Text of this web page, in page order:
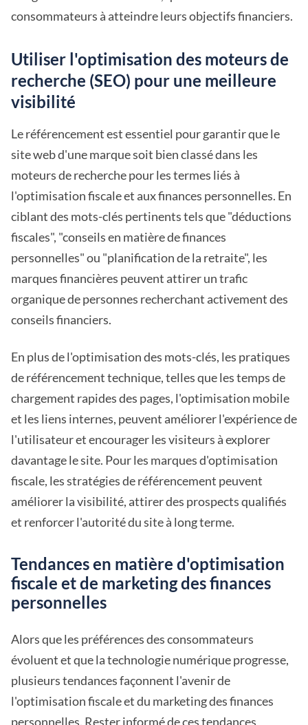
consommateurs à atteindre leurs objectifs financiers.
Utiliser l'optimisation des moteurs de
recherche (SEO) pour une meilleure
visibilité
Le référencement est essentiel pour garantir que le
site web d'une marque soit bien classé dans les
moteurs de recherche pour les termes liés à
l'optimisation fiscale et aux finances personnelles. En
ciblant des mots-clés pertinents tels que "déductions
fiscales", "conseils en matière de finances
personnelles" ou "planification de la retraite", les
marques financières peuvent attirer un trafic
organique de personnes recherchant activement des
conseils financiers.
En plus de l'optimisation des mots-clés, les pratiques
de référencement technique, telles que les temps de
chargement rapides des pages, l'optimisation mobile
et les liens internes, peuvent améliorer l'expérience de
l'utilisateur et encourager les visiteurs à explorer
davantage le site. Pour les marques d'optimisation
fiscale, les stratégies de référencement peuvent
améliorer la visibilité, attirer des prospects qualifiés
et renforcer l'autorité du site à long terme.
Tendances en matière d'optimisation
fiscale et de marketing des finances
personnelles
Alors que les préférences des consommateurs
évoluent et que la technologie numérique progresse,
plusieurs tendances façonnent l'avenir de
l'optimisation fiscale et du marketing des finances
personnelles. Rester informé de ces tendances